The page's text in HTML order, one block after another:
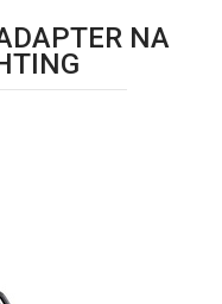
NA